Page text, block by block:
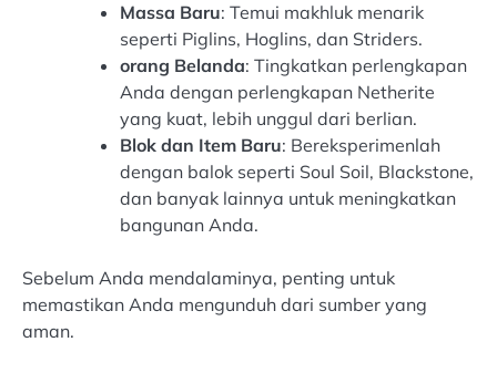
Massa Baru: Temui makhluk menarik
seperti Piglins, Hoglins, dan Striders.
orang Belanda: Tingkatkan perlengkapan
Anda dengan perlengkapan Netherite
yang kuat, lebih unggul dari berlian.
Blok dan Item Baru: Bereksperimenlah
dengan balok seperti Soul Soil, Blackstone,
dan banyak lainnya untuk meningkatkan
bangunan Anda.
Sebelum Anda mendalaminya, penting untuk
memastikan Anda mengunduh dari sumber yang
aman.